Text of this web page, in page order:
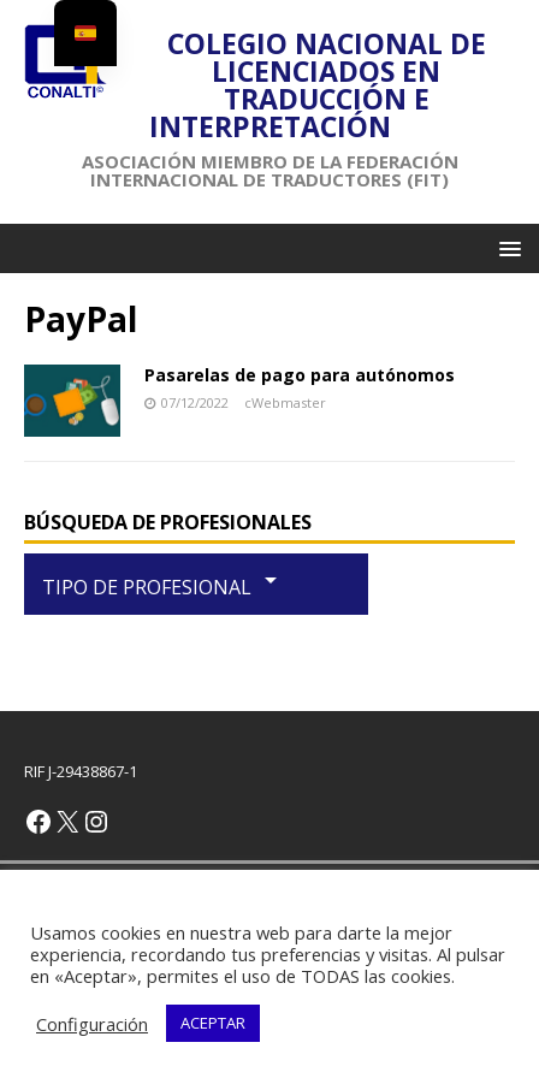
COLEGIO NACIONAL DE
LICENCIADOS EN
TRADUCCIÓN E
INTERPRETACIÓN
ASOCIACIÓN MIEMBRO DE LA FEDERACIÓN
INTERNACIONAL DE TRADUCTORES (FIT)
PayPal
Pasarelas de pago para autónomos
07/12/2022 cWebmaster
BÚSQUEDA DE PROFESIONALES
TIPO DE PROFESIONAL arrow_drop_down
RIF J-29438867-1
Usamos cookies en nuestra web para darte la mejor
experiencia, recordando tus preferencias y visitas. Al pulsar
en «Aceptar», permites el uso de TODAS las cookies.
Configuración
ACEPTAR